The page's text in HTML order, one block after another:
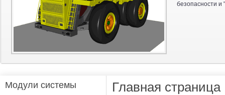
безопасности и
Модули системы Главная страница